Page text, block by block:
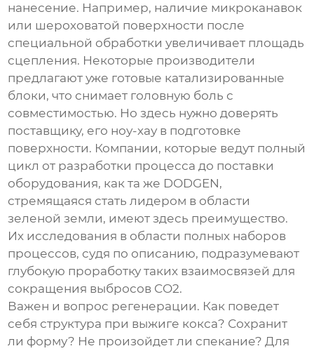
нанесение. Например, наличие микроканавок
или шероховатой поверхности после
специальной обработки увеличивает площадь
сцепления. Некоторые производители
предлагают уже готовые катализированные
блоки, что снимает головную боль с
совместимостью. Но здесь нужно доверять
поставщику, его ноу-хау в подготовке
поверхности. Компании, которые ведут полный
цикл от разработки процесса до поставки
оборудования, как та же DODGEN,
стремящаяся стать лидером в области
зеленой земли, имеют здесь преимущество.
Их исследования в области полных наборов
процессов, судя по описанию, подразумевают
глубокую проработку таких взаимосвязей для
сокращения выбросов CO2.
Важен и вопрос регенерации. Как поведет
себя структура при выжиге кокса? Сохранит
ли форму? Не произойдет ли спекание? Для